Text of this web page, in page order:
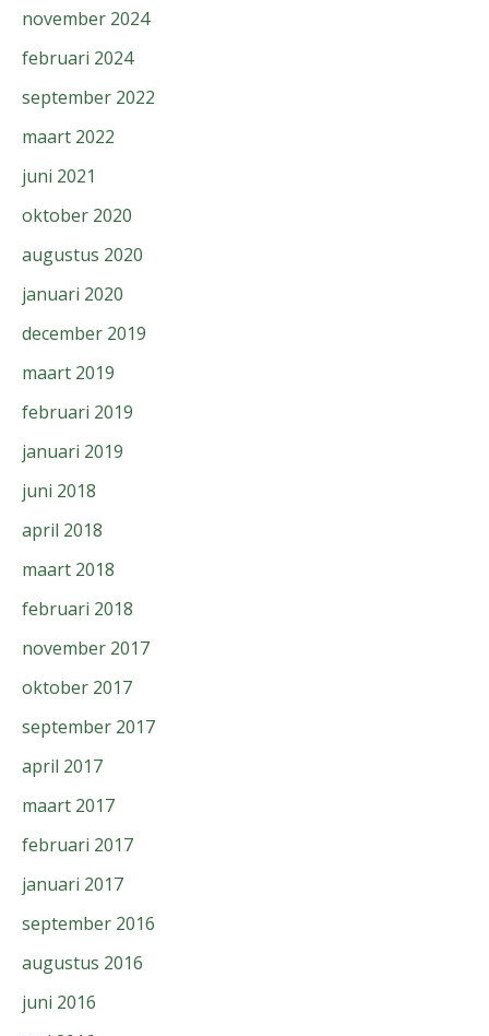
november 2024
februari 2024
september 2022
maart 2022
juni 2021
oktober 2020
augustus 2020
januari 2020
december 2019
maart 2019
februari 2019
januari 2019
juni 2018
april 2018
maart 2018
februari 2018
november 2017
oktober 2017
september 2017
april 2017
maart 2017
februari 2017
januari 2017
september 2016
augustus 2016
juni 2016